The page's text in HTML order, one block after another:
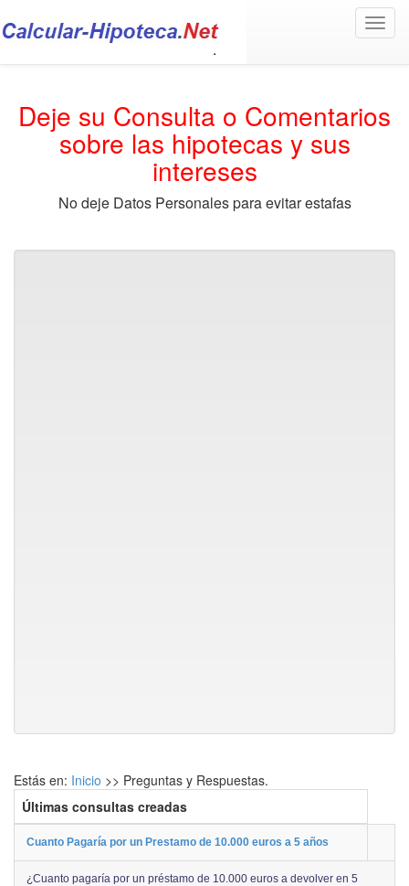
Deje su Consulta o Comentarios
sobre las hipotecas y sus
intereses
No deje Datos Personales para evitar estafas
Estás en: Inicio >> Preguntas y Respuestas.
Últimas consultas creadas
Cuanto Pagaría por un Prestamo de 10.000 euros a 5 años
¿Cuanto pagaría por un préstamo de 10.000 euros a devolver en 5